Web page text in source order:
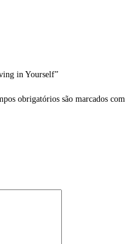
in Yourself”
obrigatórios são marcados com